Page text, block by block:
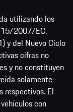
utilizando los
2007/EC,
y del Nuevo Ciclo
cifras no
y no constituyen
solamente
respectivos. El
con